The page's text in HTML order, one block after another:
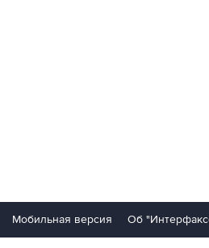
Мобильная версия Об